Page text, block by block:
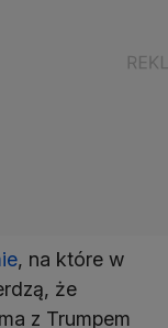
, na które w
że
z Trumpem